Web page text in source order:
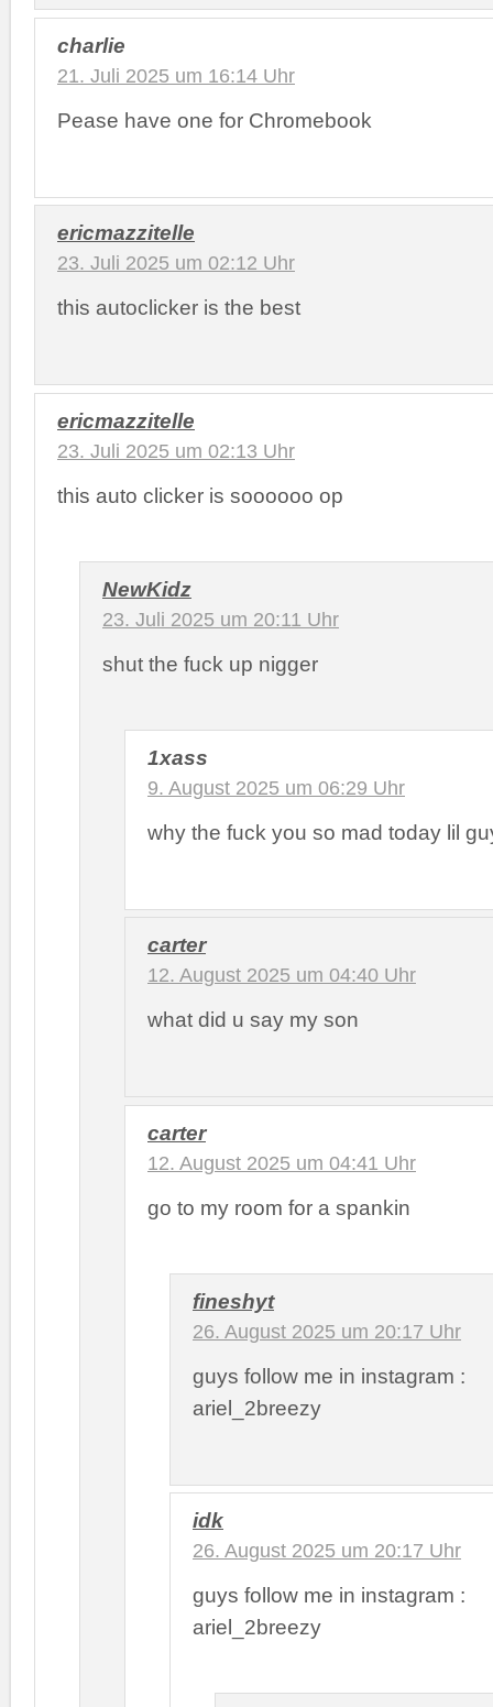
charlie
21. Juli 2025 um 16:14 Uhr
Pease have one for Chromebook
ericmazzitelle
23. Juli 2025 um 02:12 Uhr
this autoclicker is the best
ericmazzitelle
23. Juli 2025 um 02:13 Uhr
this auto clicker is soooooo op
NewKidz
23. Juli 2025 um 20:11 Uhr
shut the fuck up nigger
1xass
9. August 2025 um 06:29 Uhr
why the fuck you so mad today lil
carter
12. August 2025 um 04:40 Uhr
what did u say my son
carter
12. August 2025 um 04:41 Uhr
go to my room for a spankin
fineshyt
26. August 2025 um 20:17 Uhr
guys follow me in instagram :
ariel_2breezy
idk
26. August 2025 um 20:17 Uhr
guys follow me in instagram :
ariel_2breezy